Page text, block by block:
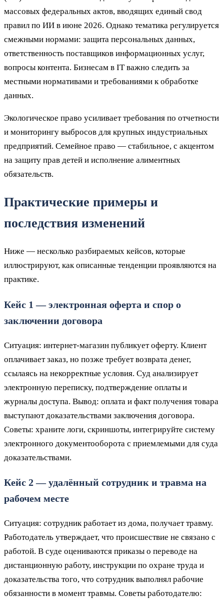
массовых федеральных актов, вводящих единый свод
правил по ИИ в июне 2026. Однако тематика регулируется
смежными нормами: защита персональных данных,
ответственность поставщиков информационных услуг,
вопросы контента. Бизнесам в IT важно следить за
местными нормативами и требованиями к обработке
данных.
Экологическое право усиливает требования по отчетности
и мониторингу выбросов для крупных индустриальных
предприятий. Семейное право — стабильное, с акцентом
на защиту прав детей и исполнение алиментных
обязательств.
Практические примеры и
последствия изменений
Ниже — несколько разбираемых кейсов, которые
иллюстрируют, как описанные тенденции проявляются на
практике.
Кейс 1 — электронная оферта и спор о
заключении договора
Ситуация: интернет-магазин публикует оферту. Клиент
оплачивает заказ, но позже требует возврата денег,
ссылаясь на некорректные условия. Суд анализирует
электронную переписку, подтверждение оплаты и
журналы доступа. Вывод: оплата и факт получения товара
выступают доказательствами заключения договора.
Советы: храните логи, скриншоты, интегрируйте систему
электронного документооборота с приемлемыми для суда
доказательствами.
Кейс 2 — удалённый сотрудник и травма на
рабочем месте
Ситуация: сотрудник работает из дома, получает травму.
Работодатель утверждает, что происшествие не связано с
работой. В суде оцениваются приказы о переводе на
дистанционную работу, инструкции по охране труда и
доказательства того, что сотрудник выполнял рабочие
обязанности в момент травмы. Советы работодателю: